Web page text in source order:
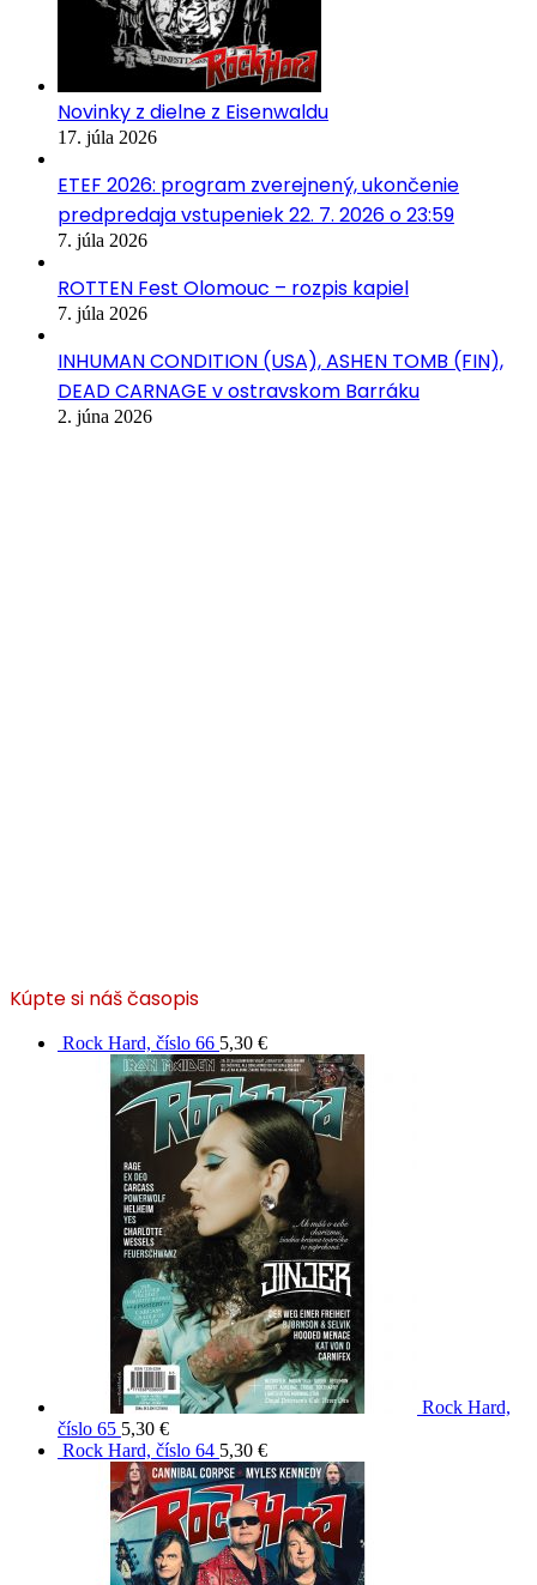
Novinky z dielne z Eisenwaldu
17. júla 2026
ETEF 2026: program zverejnený, ukončenie
predpredaja vstupeniek 22. 7. 2026 o 23:59
7. júla 2026
ROTTEN Fest Olomouc – rozpis kapiel
7. júla 2026
INHUMAN CONDITION (USA), ASHEN TOMB (FIN),
DEAD CARNAGE v ostravskom Barráku
2. júna 2026
Kúpte si náš časopis
Rock Hard, číslo 66 5,30 €
Rock Hard,
číslo 65 5,30 €
Rock Hard, číslo 64 5,30 €